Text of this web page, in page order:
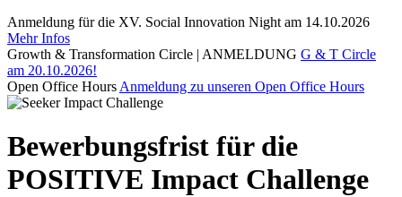
Anmeldung für die XV. Social Innovation Night am 14.10.2026
Mehr Infos
Growth & Transformation Circle | ANMELDUNG G & T Circle
am 20.10.2026!
Open Office Hours Anmeldung zu unseren Open Office Hours
Bewerbungsfrist für die
POSITIVE Impact Challenge